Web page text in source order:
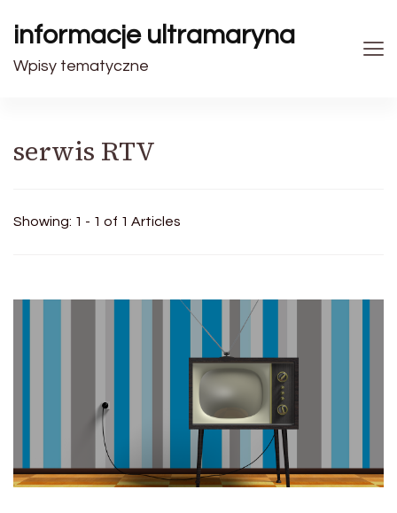
informacje ultramaryna
Wpisy tematyczne
serwis RTV
Showing: 1 - 1 of 1 Articles